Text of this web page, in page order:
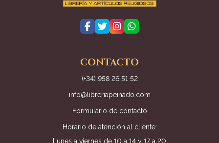
CONTACTO
(+34) 958 26 51 52
info@libreriapeinado.com
Formulario de contacto
Horario de atención al cliente:
Lunes a viernes de 10 a 14 y 17 a 20